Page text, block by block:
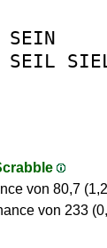
SEIN
SEIL
von 80,7
von 233